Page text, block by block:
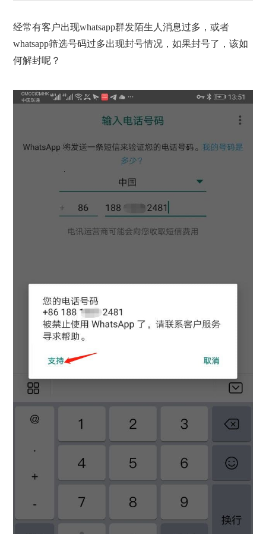
经常有客户出现whatsapp群发陌生人消息过多，或者
whatsapp筛选号码过多出现封号情况，如果封号了，该如
何解封呢？